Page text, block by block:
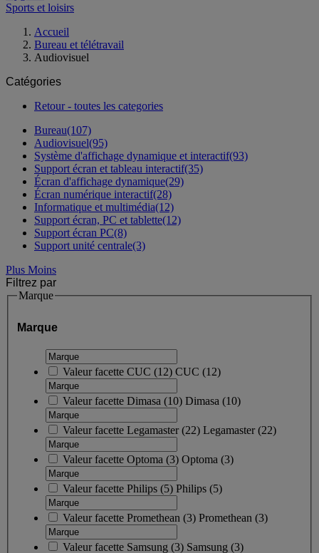
Sports et loisirs
Accueil
Bureau et télétravail
Audiovisuel
Catégories
Retour - toutes les categories
Bureau(107)
Audiovisuel(95)
Système d'affichage dynamique et interactif(93)
Support écran et tableau interactif(35)
Écran d'affichage dynamique(29)
Écran numérique interactif(28)
Informatique et multimédia(12)
Support écran, PC et tablette(12)
Support écran PC(8)
Support unité centrale(3)
Plus Moins
Filtrez par
Marque
Marque
Valeur facette CUC (12) CUC (12)
Valeur facette Dimasa (10) Dimasa (10)
Valeur facette Legamaster(22) Legamaster(22)
Valeur facette Optoma (3) Optoma (3)
Valeur facette Philips (5) Philips (5)
Valeur facette Promethean (3) Promethean (3)
Valeur facette Samsung (3) Samsung (3)